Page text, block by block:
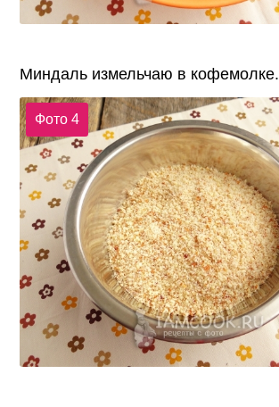
Миндаль измельчаю в кофемолке.
Фото 4